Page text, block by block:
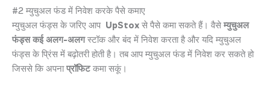
#2 म्युचुअल फंड में निवेश करके पैसे कमाए
म्युचुअल फंड्स के जरिए आप UpStox से पैसे कमा सकते हैं। वैसे म्युचुअल
फंड्स कई अलग-अलगस्टॉक और बंद में निवेश करता है और यदि म्युचुअल
फंड्स के प्रिंस में बढ़ोतरी होती है। तब आप म्युचुअल फंड में निवेश कर सकते हो
जिससे कि अपनाप्रॉफिटकमा सकूं।